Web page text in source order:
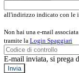
all'indirizzo indicato con le
Non hai una e-mail
tramite la Login Spaggiari
E-mail inviata, si prega